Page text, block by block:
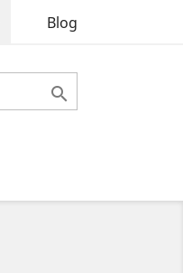
Blog
